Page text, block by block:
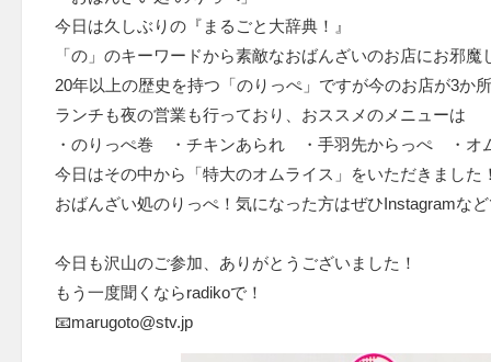
今日は久しぶりの『まるごと大辞典！』
「の」のキーワードから素敵なおばんざいのお店にお邪魔
20年以上の歴史を持つ「のりっぺ」ですが今のお店が3か
ランチも夜の営業も行っており、おススメのメニューは
・のりっぺ巻 ・チキンあられ ・手羽先からっぺ ・オ
今日はその中から「特大のオムライス」をいただきました
おばんざい処のりっぺ！気になった方はぜひInstagramな
今日も沢山のご参加、ありがとうございました！
もう一度聞くならradikoで！
📧marugoto@stv.jp